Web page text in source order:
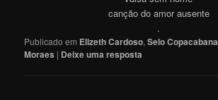
canção do amor ausente
.
Publicado em Elizeth Cardoso,Selo Copacabana
Moraes | Deixe uma resposta